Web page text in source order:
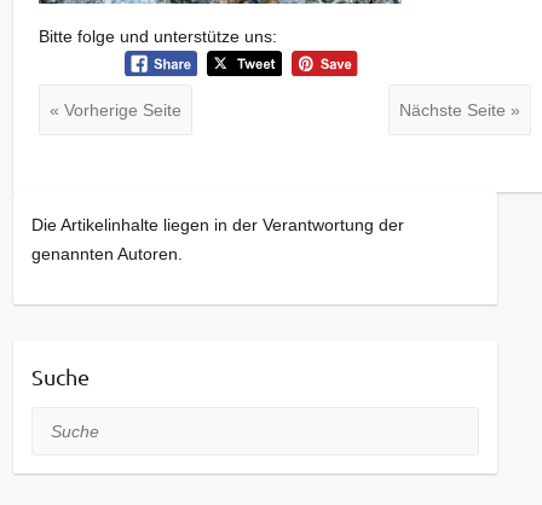
Bitte folge und unterstütze uns:
« Vorherige Seite Nächste Seite »
Die Artikelinhalte liegen in der Verantwortung der
genannten Autoren.
Suche
Suche